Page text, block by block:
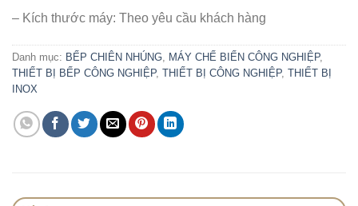
– Kích thước máy: Theo yêu cầu khách hàng
Danh mục: BẾP CHIÊN NHÚNG MÁY CHẾ BIẾN CÔNG NGHIỆP,
THIẾT BỊ BẾP CÔNG NGHIỆP, THIẾT BỊ CÔNG NGHIỆP, THIẾT BỊ
INOX